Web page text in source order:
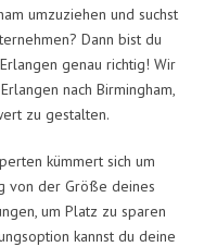
umzuziehen und suchst
Dann bist du
genau richtig! Wir
nach Birmingham,
zu gestalten.
kümmert sich um
von der Größe deines
um Platz zu sparen
kannst du deine